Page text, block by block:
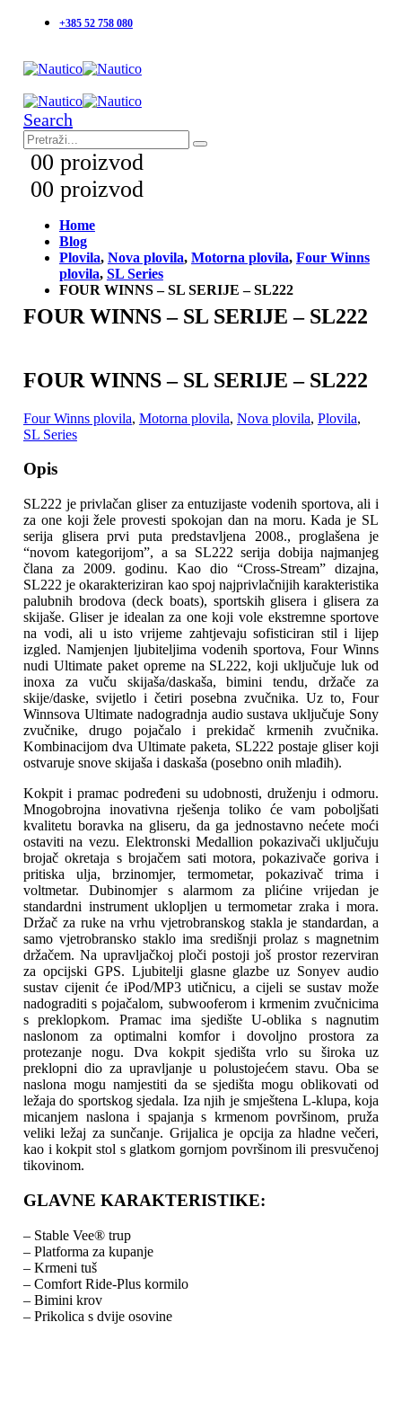
+385 52 758 080
Search
00 proizvod
00 proizvod
Home
Blog
Plovila, Nova plovila, Motorna plovila, Four Winns
plovila, SL Series
FOUR WINNS – SL SERIJE – SL222
FOUR WINNS – SL SERIJE – SL222
FOUR WINNS – SL SERIJE – SL222
Four Winns plovila, Motorna plovila, Nova plovila, Plovila,
SL Series
Opis
SL222 je privlačan gliser za entuzijaste vodenih sportova, ali i
za one koji žele provesti spokojan dan na moru. Kada je SL
serija glisera prvi puta predstavljena 2008., proglašena je
“novom kategorijom”, a sa SL222 serija dobija najmanjeg
člana za 2009. godinu. Kao dio “Cross-Stream” dizajna,
SL222 je okarakteriziran kao spoj najprivlačnijih karakteristika
palubnih brodova (deck boats), sportskih glisera i glisera za
skijaše. Gliser je idealan za one koji vole ekstremne sportove
na vodi, ali u isto vrijeme zahtjevaju sofisticiran stil i lijep
izgled. Namjenjen ljubiteljima vodenih sportova, Four Winns
nudi Ultimate paket opreme na SL222, koji uključuje luk od
inoxa za vuču skijaša/daskaša, bimini tendu, držače za
skije/daske, svijetlo i četiri posebna zvučnika. Uz to, Four
Winnsova Ultimate nadogradnja audio sustava uključuje Sony
zvučnike, drugo pojačalo i prekidač krmenih zvučnika.
Kombinacijom dva Ultimate paketa, SL222 postaje gliser koji
ostvaruje snove skijaša i daskaša (posebno onih mlađih).
Kokpit i pramac podređeni su udobnosti, druženju i odmoru.
Mnogobrojna inovativna rješenja toliko će vam poboljšati
kvalitetu boravka na gliseru, da ga jednostavno nećete moći
ostaviti na vezu. Elektronski Medallion pokazivači uključuju
brojač okretaja s brojačem sati motora, pokazivače goriva i
pritiska ulja, brzinomjer, termometar, pokazivač trima i
voltmetar. Dubinomjer s alarmom za plićine vrijedan je
standardni instrument uklopljen u termometar zraka i mora.
Držač za ruke na vrhu vjetrobranskog stakla je standardan, a
samo vjetrobransko staklo ima središnji prolaz s magnetnim
držačem. Na upravljačkoj ploči postoji još prostor rezerviran
za opcijski GPS. Ljubitelji glasne glazbe uz Sonyev audio
sustav cijenit će iPod/MP3 utičnicu, a cijeli se sustav može
nadograditi s pojačalom, subwooferom i krmenim zvučnicima
s preklopkom. Pramac ima sjedište U-oblika s nagnutim
naslonom za optimalni komfor i dovoljno prostora za
protezanje nogu. Dva kokpit sjedišta vrlo su široka uz
preklopni dio za upravljanje u polustojećem stavu. Oba se
naslona mogu namjestiti da se sjedišta mogu oblikovati od
ležaja do sportskog sjedala. Iza njih je smještena L-klupa, koja
micanjem naslona i spajanja s krmenom površinom, pruža
veliki ležaj za sunčanje. Grijalica je opcija za hladne večeri,
kao i kokpit stol s glatkom gornjom površinom ili presvučenoj
tikovinom.
GLAVNE KARAKTERISTIKE:
– Stable Vee® trup
– Platforma za kupanje
– Krmeni tuš
– Comfort Ride-Plus kormilo
– Bimini krov
– Prikolica s dvije osovine